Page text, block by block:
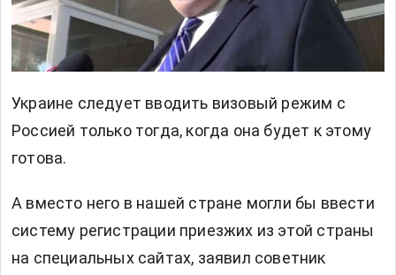
Украине следует вводить визовый режим с
Россией только тогда, когда она будет к этому
готова.
А вместо него в нашей стране могли бы ввести
систему регистрации приезжих из этой страны
на специальных сайтах, заявил советник